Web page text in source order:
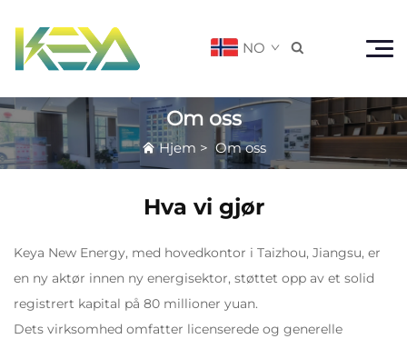
NO 
Om oss
Hjem >Om oss
Hva vi gjør
Keya New Energy, med hovedkontor i Taizhou, Jiangsu, er
en ny aktør innen ny energisektor, støttet opp av et solid
registrert kapital på 80 millioner yuan.
Dets virksomhed omfatter licenserede og generelle